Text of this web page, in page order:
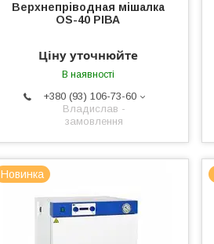
Верхнепріводная мішалка
OS-40 РІВА
Ціну уточнюйте
В наявності
+380 (93) 106-73-60
Владислав -
замовлення
Новинка